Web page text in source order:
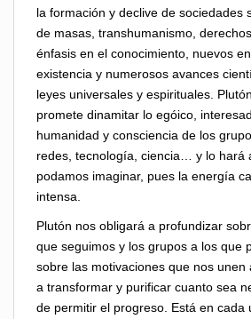
la formación y declive de sociedades
de masas, transhumanismo,
énfasis en el conocimiento, nuevos
existencia y numerosos avances
leyes universales y espirituales.
promete dinamitar lo egóico,
humanidad y consciencia de los
redes, tecnología, ciencia… y lo hará
podamos imaginar, pues la energía
intensa.
Plutón nos obligará a profundizar
que seguimos y los grupos a los que
sobre las motivaciones que nos unen
a transformar y purificar cuanto sea
de permitir el progreso. Está en cada